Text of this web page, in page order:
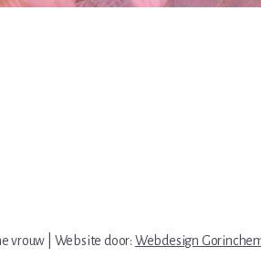
vrouw | Website door: Webdesign